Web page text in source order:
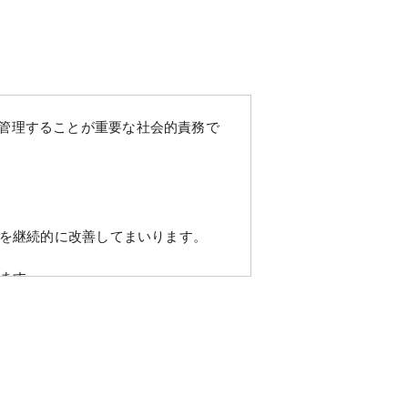
理することが重要な社会的責務で
継続的に改善してまいります。
す。